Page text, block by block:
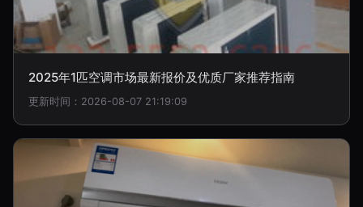
2025年1匹空调市场最新报价及优质厂家推荐指南
更新时间：2026-08-07 21:19:09